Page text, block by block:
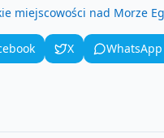
miejscowości nad Morze
X
WhatsApp